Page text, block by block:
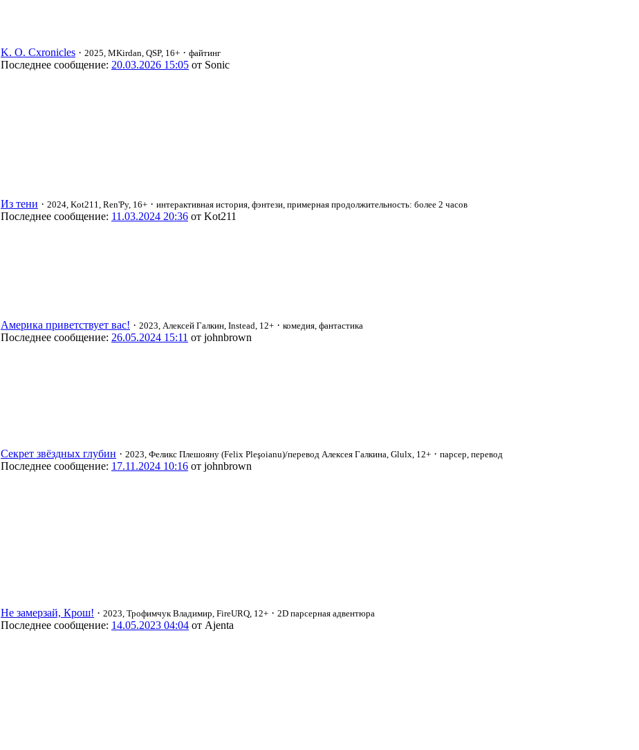
K. O. Cxronicles · 2025, MKirdan, QSP, 16+ · файтинг
Последнее сообщение: 20.03.2026 15:05 от Sonic
Из тени · 2024, Kot211, Ren'Py, 16+ · интерактивная история, фэнтези, примерная продолжительность: более 2 часов
Последнее сообщение: 11.03.2024 20:36 от Kot211
Америка приветствует вас! · 2023, Алексей Галкин, Instead, 12+ · комедия, фантастика
Последнее сообщение: 26.05.2024 15:11 от johnbrown
Секрет звёздных глубин · 2023, Феликс Плешояну (Felix Pleşoianu)/перевод Алексея Галкина, Glulx, 12+ · парсер, перевод
Последнее сообщение: 17.11.2024 10:16 от johnbrown
Не замерзай, Крош! · 2023, Трофимчук Владимир, FireURQ, 12+ · 2D парсерная адвентюра
Последнее сообщение: 14.05.2023 04:04 от Ajenta